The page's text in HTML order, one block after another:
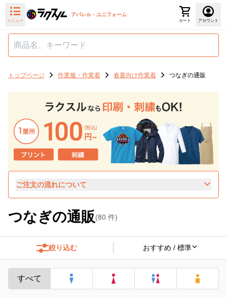
メニュー
アパレル・ユニフォーム
カート アカウント
トップページ 作業服・作業着 春夏向け作業着 つなぎの通販
ご注文の流れについて
つなぎの通販 (80 件)
絞り込む
すべて